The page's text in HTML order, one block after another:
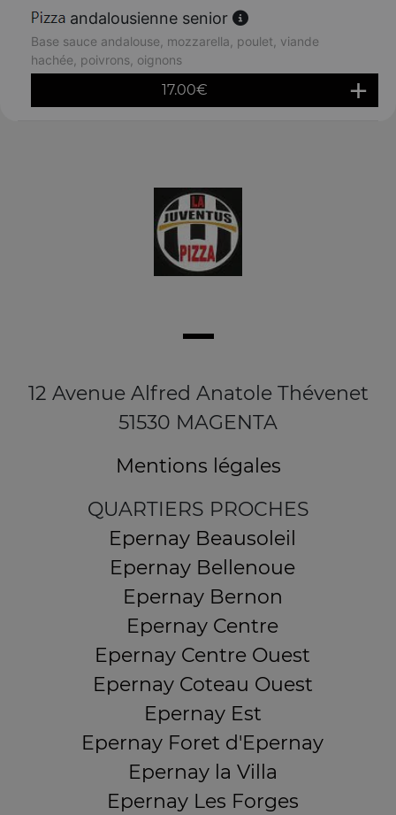
andalousienne senior
Base sauce andalouse, mozzarella, poulet, viande
hachée, poivrons, oignons
17.00€
12 Avenue Alfred Anatole Thévenet
51530 MAGENTA
Mentions légales
QUARTIERS PROCHES
Epernay Beausoleil
Epernay Bellenoue
Epernay Bernon
Epernay Centre
Epernay Centre Ouest
Epernay Coteau Ouest
Epernay Est
Epernay Foret d'Epernay
Epernay la Villa
Epernay Les Forges